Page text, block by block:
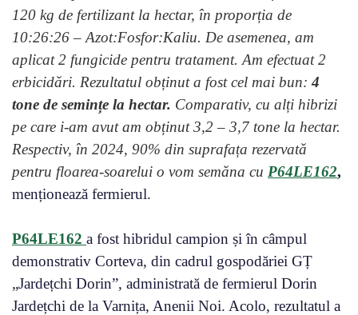
120 kg de fertilizant la hectar, în proporția de
10:26:26 – Azot:Fosfor:Kaliu. De asemenea, am
aplicat 2 fungicide pentru tratament. Am efectuat 2
erbicidări. Rezultatul obținut a fost cel mai bun:4
tone de semințe la hectar. Comparativ, cu alți hibrizi
pe care i-am avut am obținut 3,2 – 3,7 tone la hectar.
Respectiv, în 2024, 90% din suprafața rezervată
pentru floarea-soarelui o vom semăna cu P64LE162,
menționează fermierul.
P64LE162 a fost hibridul campion și în câmpul
demonstrativ Corteva, din cadrul gospodăriei GȚ
„Jardețchi Dorin”, administrată de fermierul Dorin
Jardețchi de la Varnița, Anenii Noi. Acolo, rezultatul a